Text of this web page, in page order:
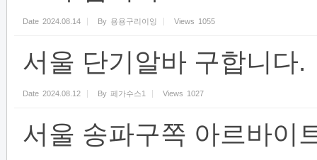
Date 2024.08.14 By 용용구리이잉 Views 1055
서울 단기알바 구합니다.
Date 2024.08.12 By 페가수스1 Views 1027
서울 송파구쪽 아르바이